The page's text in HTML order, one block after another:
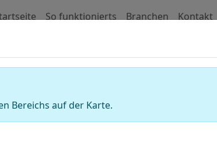
So funktionierts Branchen Kontakt
(Imkerei)
Bereichs auf der Karte.